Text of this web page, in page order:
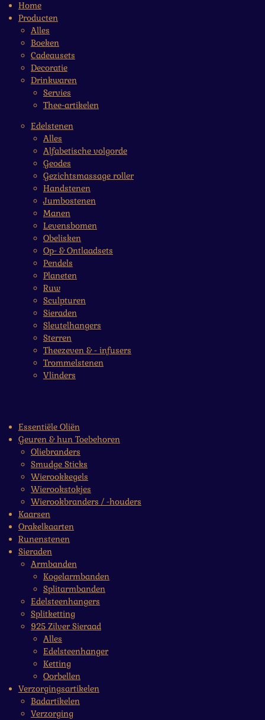
Home
Producten
Alles
Boeken
Cadeausets
Decoratie
Drinkwaren
Servies
Thee-artikelen
Edelstenen
Alles
Alfabetische volgorde
Geodes
Gezichtsmassage roller
Handstenen
Jumbostenen
Manen
Levensbomen
Obelisken
Op- & Ontlaadsets
Pendels
Planeten
Ruw
Sculpturen
Sieraden
Sleutelhangers
Sterren
Theezeven & - infusers
Trommelstenen
Vlinders
Essentiële Oliën
Geuren & hun Toebehoren
Oliebranders
Smudge Sticks
Wierookkegels
Wierookstokjes
Wierookbranders / -houders
Kaarsen
Orakelkaarten
Runenstenen
Sieraden
Armbanden
Kogelarmbanden
Splitarmbanden
Edelsteenhangers
Splitketting
925 Zilver Sieraad
Alles
Edelsteenhanger
Ketting
Oorbellen
Verzorgingsartikelen
Badartikelen
Verzorging